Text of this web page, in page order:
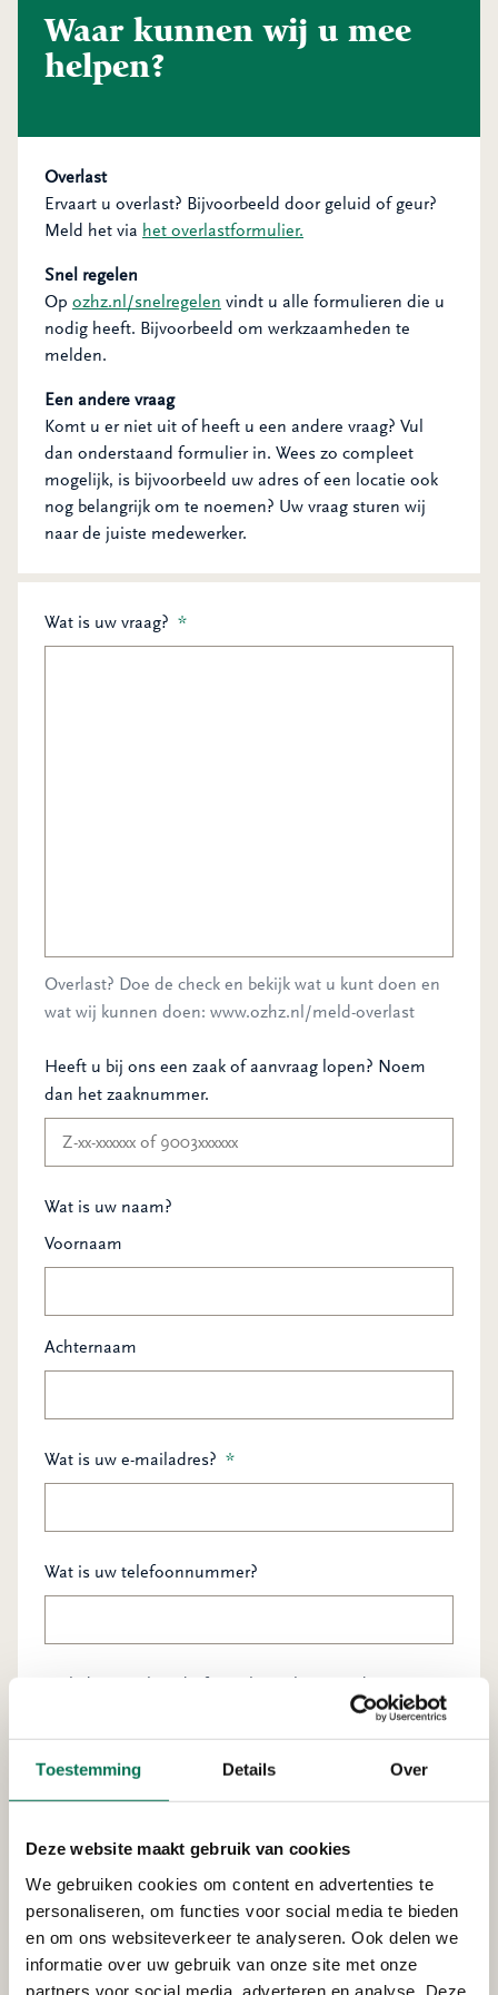
Toestemming Details Over
Deze website maakt gebruik van cookies
We gebruiken cookies om content en advertenties te
personaliseren, om functies voor social media te bieden
en om ons websiteverkeer te analyseren. Ook delen we
informatie over uw gebruik van onze site met onze
partners voor social media, adverteren en analyse. Deze
Waar kunnen wij u mee
helpen?
Overlast
Ervaart u overlast? Bijvoorbeeld door geluid of geur?
Meld het via het overlastformulier.
Snel regelen
Op ozhz.nl/snelregelen vindt u alle formulieren die u
nodig heeft. Bijvoorbeeld om werkzaamheden te
melden.
Een andere vraag
Komt u er niet uit of heeft u een andere vraag? Vul
dan onderstaand formulier in. Wees zo compleet
mogelijk, is bijvoorbeeld uw adres of een locatie ook
nog belangrijk om te noemen? Uw vraag sturen wij
naar de juiste medewerker.
Wat is uw vraag? *
Overlast? Doe de check en bekijk wat u kunt doen en
wat wij kunnen doen: www.ozhz.nl/meld-overlast
Heeft u bij ons een zaak of aanvraag lopen? Noem
dan het zaaknummer.
Wat is uw naam?
Voornaam
Achternaam
Wat is uw e-mailadres? *
Wat is uw telefoonnummer?
Vink dit aan als u dit formulier wilt verzenden*
Verzenden